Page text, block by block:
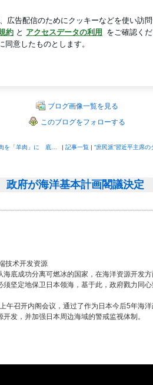
ブログ画像一覧を見る
このブログをフォローする
| 記事一覧 |
府が海洋基本計画閣議決定
技术开发资源
底成功分离可燃冰的国家，在海洋资源开发
坚定地保卫日本领海，基于此，政府戮力同
召开内阁会议，通过了作为日本今后5年海洋
发，并加强日本周边海域的警戒监视体制。